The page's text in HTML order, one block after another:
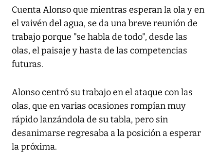
Cuenta Alonso que mientras esperan la ola y en
el vaivén del agua, se da una breve reunión de
trabajo porque "se habla de todo", desde las
olas, el paisaje y hasta de las competencias
futuras.
Alonso centró su trabajo en el ataque con las
olas, que en varias ocasiones rompían muy
rápido lanzándola de su tabla, pero sin
desanimarse regresaba a la posición a esperar
la próxima.